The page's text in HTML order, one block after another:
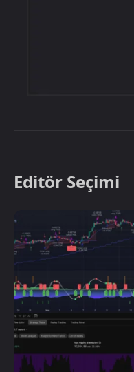
Editör Seçimi